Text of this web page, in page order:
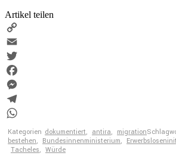
Artikel teilen
Copy
Link
Email
Twitter
Facebook
Messenger
Telegram
WhatsApp
Kategorien dokumentiert, antira, migration
bestehen, Bundesinnenministerium,
Tacheles, Würde